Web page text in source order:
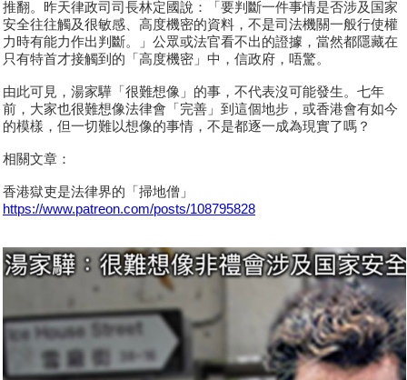
推翻。昨天律政司司長林定國說：「要判斷一件事情是否涉及国家
安全往往觸及很敏感、高度機密的資料，不是司法機關一般行使權
力時有能力作出判斷。」公眾或法官看不出的證據，當然都隱藏在
只有特首才接觸到的「高度機密」中，信政府，唔驚。
由此可見，湯家驊「很難想像」的事，不代表沒可能發生。七年
前，大家也很難想像法律會「完善」到這個地步，或香港會有如今
的模樣，但一切難以想像的事情，不是都逐一成為現實了嗎？
相關文章：
香港獄吏是法律界的「掃地僧」
https://www.patreon.com/posts/108795828